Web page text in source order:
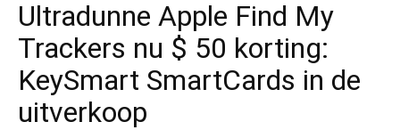
Analyse
van
Ultradunne Apple Find My
Trackers nu $ 50 korting:
KeySmart SmartCards in de
uitverkoop